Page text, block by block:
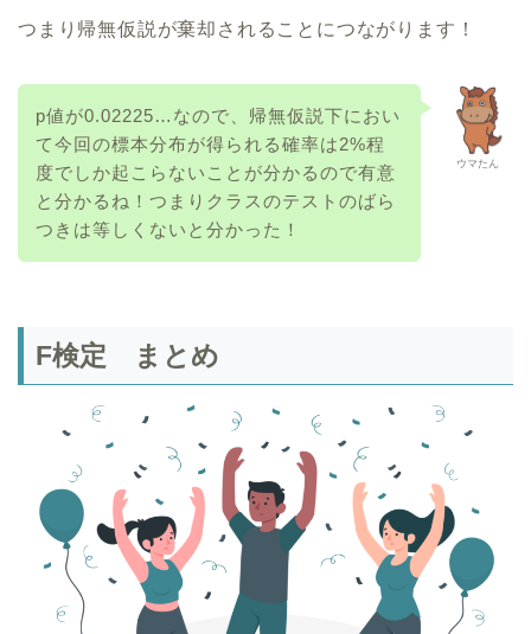
つまり帰無仮説が棄却されることにつながります！
ウマたん
p値が0.02225…なので、帰無仮説下におい
て今回の標本分布が得られる確率は2%程
度でしか起こらないことが分かるので有意
と分かるね！つまりクラスのテストのばら
つきは等しくないと分かった！
F検定 まとめ